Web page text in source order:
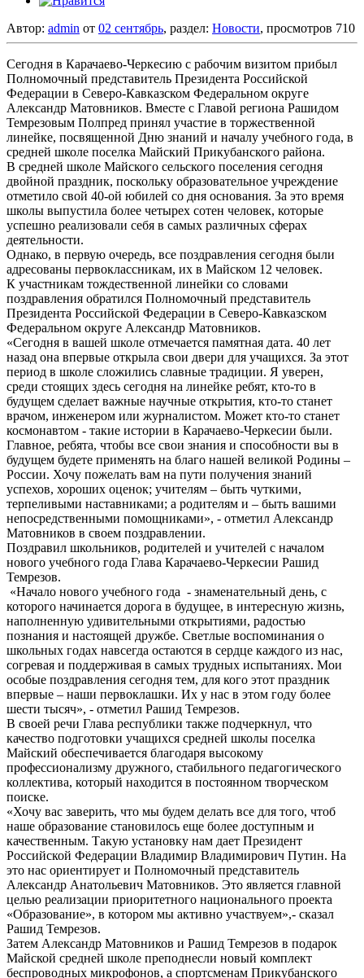
Автор: admin от 02 сентябрь, раздел: Новости, просмотров 710
Сегодня в Карачаево-Черкесию с рабочим визитом прибыл
Полномочный представитель Президента Российской
Федерации в Северо-Кавказском Федеральном округе
Александр Матовников. Вместе с Главой региона Рашидом
Темрезовым Полпред принял участие в торжественной
линейке, посвященной Дню знаний и началу учебного года, в
средней школе поселка Майский Прикубанского района.
В средней школе Майского сельского поселения сегодня
двойной праздник, поскольку образовательное учреждение
отметило свой 40-ой юбилей со дня основания. За это время
школы выпустила более четырех сотен человек, которые
успешно реализовали себя в самых различных сферах
деятельности.
Однако, в первую очередь, все поздравления сегодня были
адресованы первоклассникам, их в Майском 12 человек.
К участникам тождественной линейки со словами
поздравления обратился Полномочный представитель
Президента Российской Федерации в Северо-Кавказском
Федеральном округе Александр Матовников.
«Сегодня в вашей школе отмечается памятная дата. 40 лет
назад она впервые открыла свои двери для учащихся. За этот
период в школе сложились славные традиции. Я уверен,
среди стоящих здесь сегодня на линейке ребят, кто-то в
будущем сделает важные научные открытия, кто-то станет
врачом, инженером или журналистом. Может кто-то станет
космонавтом - такие истории в Карачаево-Черкесии были.
Главное, ребята, чтобы все свои знания и способности вы в
будущем будете применять на благо нашей великой Родины –
России. Хочу пожелать вам на пути получения знаний
успехов, хороших оценок; учителям – быть чуткими,
терпеливыми наставниками; а родителям и – быть вашими
непосредственными помощниками», - отметил Александр
Матовников в своем поздравлении.
Поздравил школьников, родителей и учителей с началом
нового учебного года Глава Карачаево-Черкесии Рашид
Темрезов.
«Начало нового учебного года - знаменательный день, с
которого начинается дорога в будущее, в интересную жизнь,
наполненную удивительными открытиями, радостью
познания и настоящей дружбе. Светлые воспоминания о
школьных годах навсегда остаются в сердце каждого из нас,
согревая и поддерживая в самых трудных испытаниях. Мои
особые поздравления сегодня тем, для кого этот праздник
впервые – наши первоклашки. Их у нас в этом году более
шести тысяч», - отметил Рашид Темрезов.
В своей речи Глава республики также подчеркнул, что
качество подготовки учащихся средней школы поселка
Майский обеспечивается благодаря высокому
профессионализму дружного, стабильного педагогического
коллектива, который находится в постоянном творческом
поиске.
«Хочу вас заверить, что мы будем делать все для того, чтоб
наше образование становилось еще более доступным и
качественным. Такую установку нам дает Президент
Российской Федерации Владимир Владимирович Путин. На
это нас ориентирует и Полномочный представитель
Александр Анатольевич Матовников. Это является главной
целью реализации приоритетного национального проекта
«Образование», в котором мы активно участвуем»,- сказал
Рашид Темрезов.
Затем Александр Матовников и Рашид Темрезов в подарок
Майской средней школе преподнесли новый комплект
беспроводных микрофонов, а спортсменам Прикубанского